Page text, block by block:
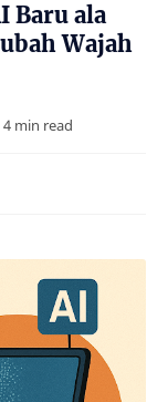
Baru ala
Wajah
4 min read